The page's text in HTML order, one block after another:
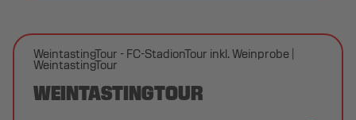
WeintastingTour - FC-StadionTour inkl. Weinprobe
WeintastingTour
WEINTASTINGTOUR